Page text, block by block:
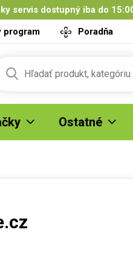
servis dostupný iba do
program
Poradňa
Ostatné